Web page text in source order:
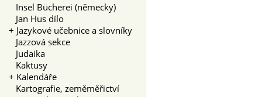
Insel Bücherei (německy)
Jan Hus dílo
+ Jazykové učebnice a slovníky
Jazzová sekce
Judaika
Kaktusy
+ Kalendáře
Kartografie, zeměměřictví